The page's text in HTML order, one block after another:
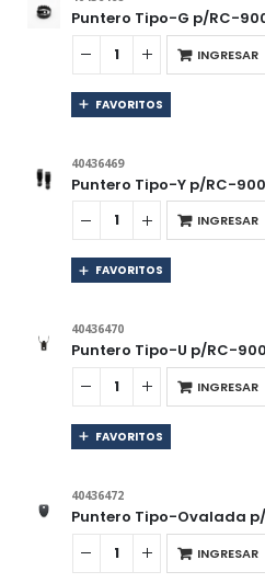
Puntero Tipo-G p/RC-
INGRESAR
FAVORITOS
40436469
Puntero Tipo-Y p/RC-
INGRESAR
FAVORITOS
40436470
Puntero Tipo-U p/RC-
INGRESAR
FAVORITOS
40436472
Puntero Tipo-Ovalada
INGRESAR